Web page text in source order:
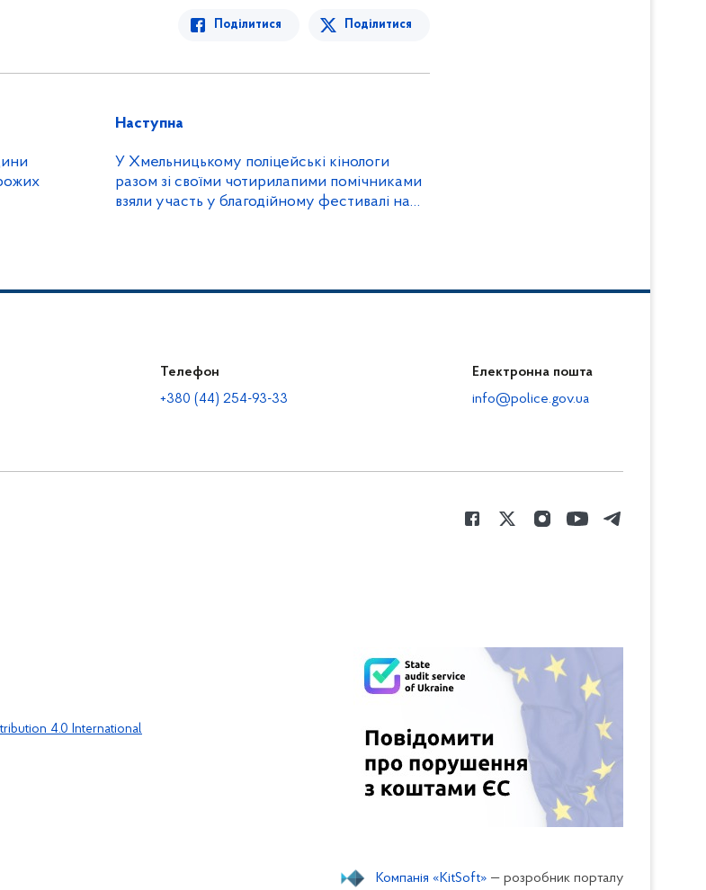
Поділитися Поділитися
Наступна
У Хмельницькому поліцейські кінологи
разом зі своїми чотирилапими помічниками
взяли участь у благодійному фестивалі на
Телефон
+380 (44) 254-93-33
Електронна пошта
info@police.gov.ua
4.0 International
Компанія «KitSoft» — розробник порталу